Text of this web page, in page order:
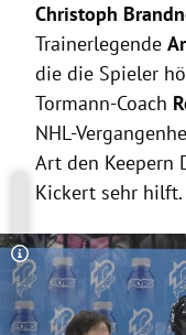
Christoph
Trainerlegende
die die Spieler
Tormann-Coach
NHL-
Art den Keepern
Kickert sehr hilft.
Copyright-